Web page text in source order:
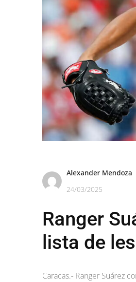
Alexander Mendoza
24/03/2025
Ranger
lista de
Caracas.- Ranger Suárez